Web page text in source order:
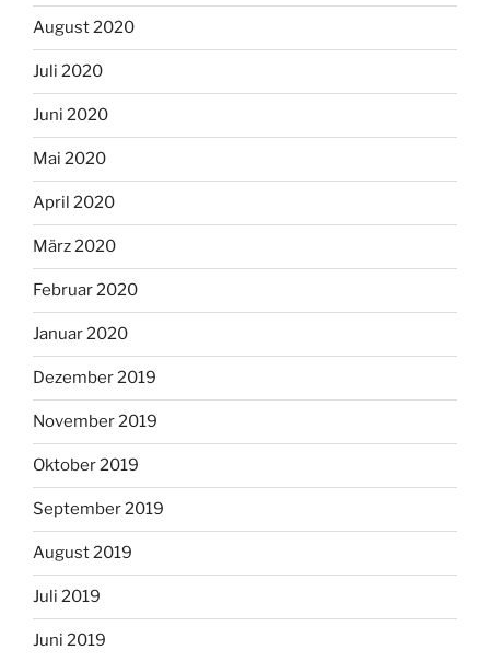
August 2020
Juli 2020
Juni 2020
Mai 2020
April 2020
März 2020
Februar 2020
Januar 2020
Dezember 2019
November 2019
Oktober 2019
September 2019
August 2019
Juli 2019
Juni 2019